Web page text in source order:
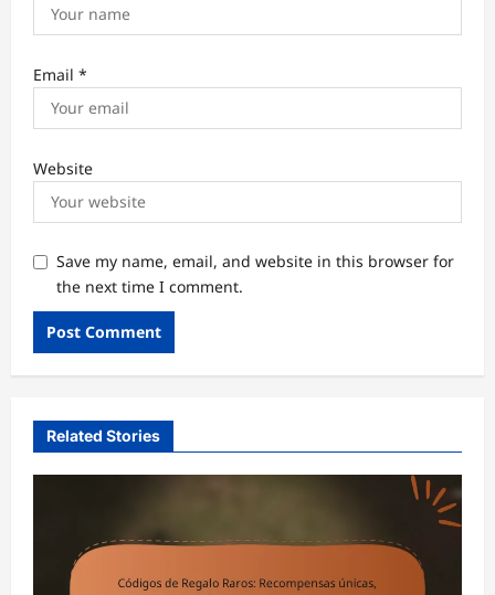
Email *
Website
Save my name, email, and website in this browser for
the next time I comment.
Related Stories